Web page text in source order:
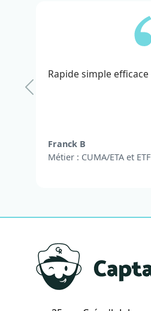
Rapide simple efficace
Franck B
Métier : CUMA/ETA et ETF